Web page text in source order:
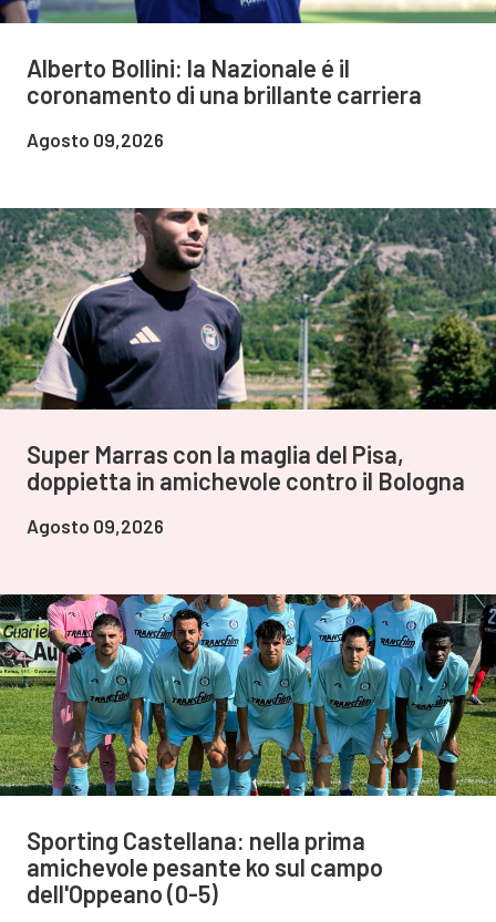
Alberto Bollini: la Nazionale é il
coronamento di una brillante carriera
Agosto 09,2026
Super Marras con la maglia del Pisa,
doppietta in amichevole contro il Bologna
Agosto 09,2026
Sporting Castellana: nella prima
amichevole pesante ko sul campo
dell'Oppeano (0-5)